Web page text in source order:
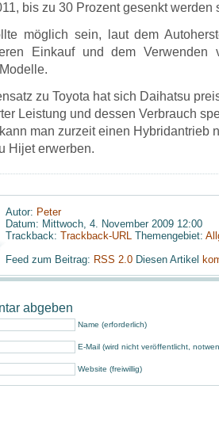
bis zu 30 Prozent gesenkt werden
möglich sein, laut dem
Einkauf und dem Verwenden
zu Toyota hat sich Daihatsu
Leistung und dessen Verbrauch
man zurzeit einen Hybridantrieb
Hijet erwerben.
Autor: Peter
Datum: Mittwoch, 4. November 2009 12:00
Trackback: Trackback-URL Themengebiet:
Feed zum Beitrag: RSS 2.0 Diesen Artikel
abgeben
Name (erforderlich)
E-Mail (wird nicht veröffentlicht,
Website (freiwillig)